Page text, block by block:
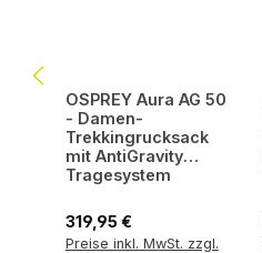
OSPREY Aura AG 50
- Damen-
Trekkingrucksack
mit AntiGravity
Tragesystem
Regulärer Preis:
319,95 €
Preise inkl. MwSt. zzgl.